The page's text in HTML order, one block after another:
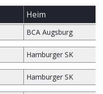
Heim
BCA Augsburg
Hamburger SK
Hamburger SK